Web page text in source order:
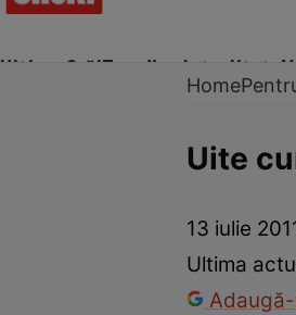
Ultima Oră!Trending Actualitate
Dezvoltare personalăÎngrijire
Home
Uite
13 iulie
Ultima